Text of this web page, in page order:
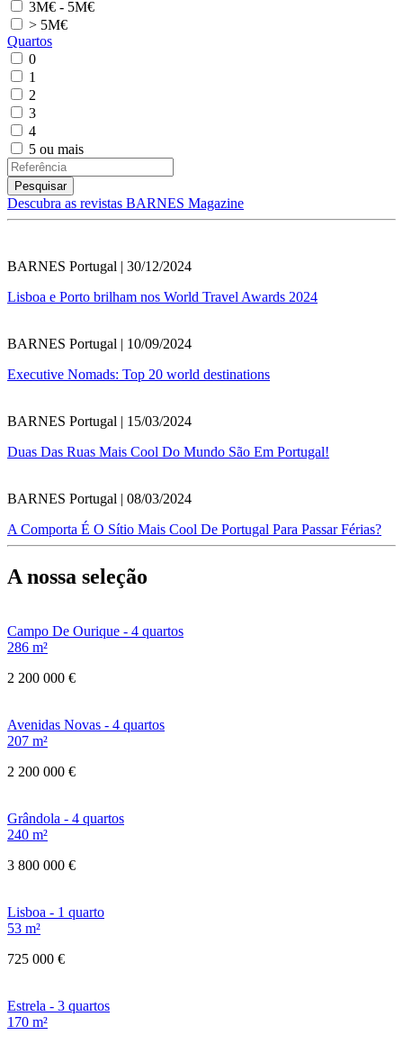
3M€ - 5M€
> 5M€
Quartos
0
1
2
3
4
5 ou mais
Descubra as revistas BARNES Magazine
BARNES Portugal | 30/12/2024
Lisboa e Porto brilham nos World Travel Awards 2024
BARNES Portugal | 10/09/2024
Executive Nomads: Top 20 world destinations
BARNES Portugal | 15/03/2024
Duas Das Ruas Mais Cool Do Mundo São Em Portugal!
BARNES Portugal | 08/03/2024
A Comporta É O Sítio Mais Cool De Portugal Para Passar Férias?
A nossa seleção
Campo De Ourique - 4 quartos
286 m²
2 200 000 €
Avenidas Novas - 4 quartos
207 m²
2 200 000 €
Grândola - 4 quartos
240 m²
3 800 000 €
Lisboa - 1 quarto
53 m²
725 000 €
Estrela - 3 quartos
170 m²